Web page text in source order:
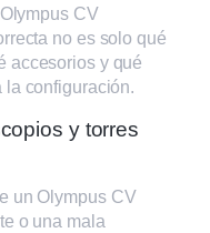
CV
no es solo qué
accesorios y qué
la configuración.
y torres
un Olympus CV
o una mala